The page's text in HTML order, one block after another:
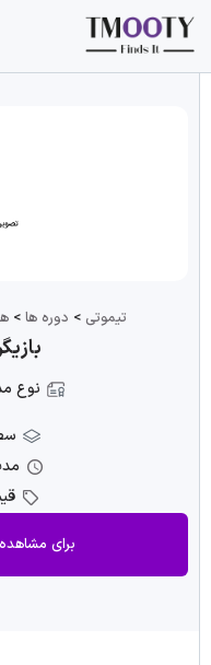
تیموتی > دوره ها >
نوع
مدت
قیمت:
برای